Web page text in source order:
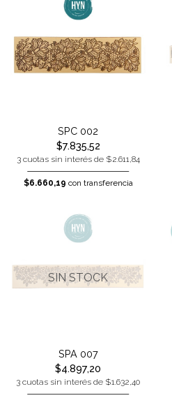
SPC 002
$7.835,52
3 cuotas sin interés de $2.611,84
$6.660,19 con transferencia
SIN STOCK
SPA 007
$4.897,20
3 cuotas sin interés de $1.632,40